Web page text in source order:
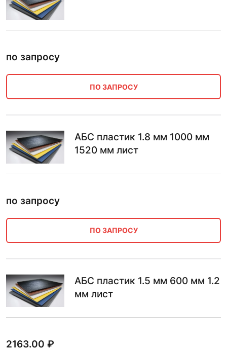
по запросу
ПО ЗАПРОСУ
АБС пластик 1.8 мм 1000 мм
1520 мм лист
по запросу
ПО ЗАПРОСУ
АБС пластик 1.5 мм 600 мм 1.2
мм лист
2163.00 ₽